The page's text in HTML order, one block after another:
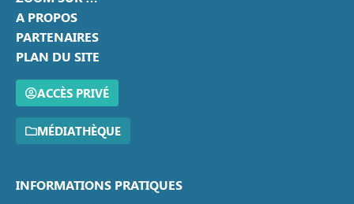
A PROPOS
PARTENAIRES
PLAN DU SITE
ACCÈS PRIVÉ
MÉDIATHÈQUE
INFORMATIONS PRATIQUES